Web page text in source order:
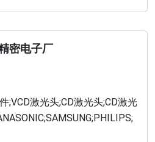
密电子厂
;VCD激光头;CD激光头;CD激光